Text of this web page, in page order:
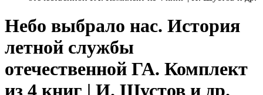
Небо выбрало нас. История
летной службы
отечественной ГА. Комплект
из 4 книг | И. Шустов и др.